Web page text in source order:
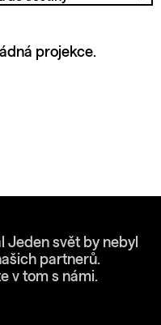
projekce.
Jeden svět by nebyl
partnerů.
v tom s námi.